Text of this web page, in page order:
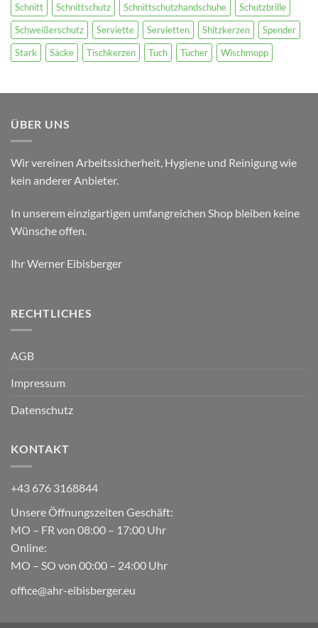
Schnitt
Schnittschutz Schnittschutzhandschuhe
Schutzbrille
Schweißerschutz
Serviette Servietten Shitzkerzen
Spender
Stark
Säcke Tischkerzen Tuch Tücher Wischmopp
ÜBER UNS
Wir vereinen Arbeitssicherheit, Hygiene und Reinigung wie
kein anderer Anbieter.
In unserem einzigartigen umfangreichen Shop bleiben keine
Wünsche offen.
Ihr Werner Eibisberger
RECHTLICHES
AGB
Impressum
Datenschutz
KONTAKT
+43 676 3168844
Unsere Öffnungszeiten Geschäft:
MO – FR von 08:00 – 17:00 Uhr
Online:
MO – SO von 00:00 – 24:00 Uhr
office@ahr-eibisberger.eu